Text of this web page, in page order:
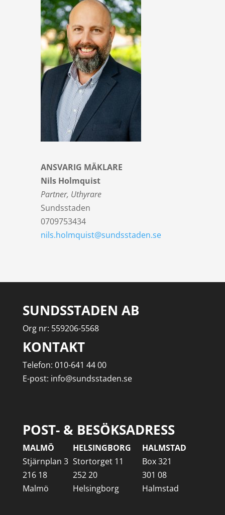
ANSVARIG MÄKLARE
Nils Holmquist
Partner, Uthyrare
Sundsstaden
0709753434
nils.holmquist@sundsstaden.se
SUNDSSTADEN AB
Org nr: 559206-5568
KONTAKT
Telefon: 010-641 44 00
E-post: info@sundsstaden.se
POST- & BESÖKSADRESS
MALMÖ
Stjärnplan 3
216 18
Malmö
HELSINGBORG
Stortorget 11
252 20
Helsingborg
HALMSTAD
Box 321
301 08
Halmstad